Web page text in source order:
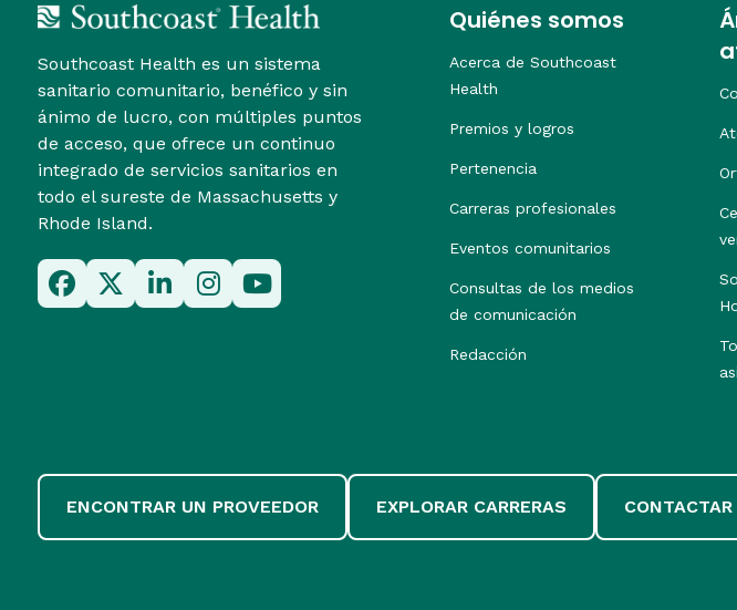
Southcoast Health es un sistema
sanitario comunitario, benéfico y sin
ánimo de lucro, con múltiples puntos
de acceso, que ofrece un continuo
integrado de servicios sanitarios en
todo el sureste de Massachusetts y
Rhode Island.
Quiénes somos
Acerca de Southcoast
Health
Premios y logros
Pertenencia
Carreras profesionales
Eventos comunitarios
Consultas de los medios
de comunicación
Redacción
ENCONTRAR UN PROVEEDOR EXPLORAR CARRERAS